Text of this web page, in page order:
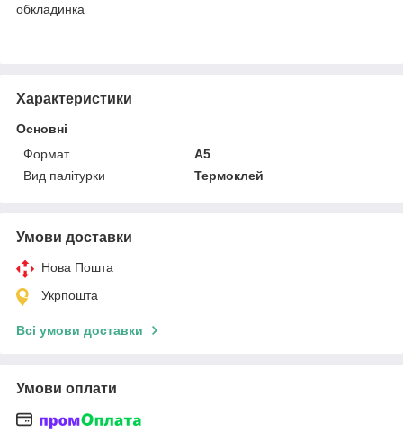
обкладинка
Характеристики
Основні
Формат
A5
Вид палітурки
Термоклей
Умови доставки
Нова Пошта
Укрпошта
Всі умови доставки
Умови оплати